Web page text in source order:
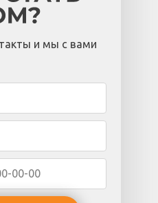
и мы с вами